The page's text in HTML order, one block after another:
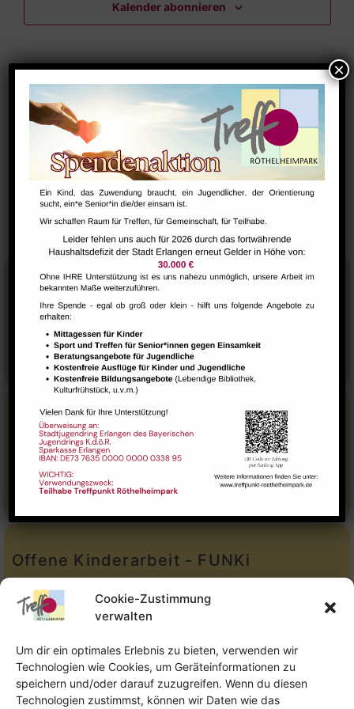
Cookie-Zustimmung
verwalten
Um dir ein optimales Erlebnis zu bieten, verwenden wir
Technologien wie Cookies, um Geräteinformationen zu
speichern und/oder darauf zuzugreifen. Wenn du diesen
Technologien zustimmst, können wir Daten wie das
Kalender abonnieren
Stadtteilhaus
E-Mail:leitung@treffpunkt-roethelheimpark.de
Stadtteilarbeit
Telefon: 09131-9232779
E-Mail:stadtteilarbeit@treffpunkt-roethelheimpark.de
Offene Kinderarbeit - FUNKi
Tel.:Telefon: 09131-610749
E-Mail:oka@treffpunkt-roethelheimpark.de
Offene Jugendarbeit - Easthouse